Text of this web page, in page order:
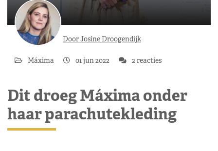
Door Josine Droogendijk
Máxima 01 jun 2022 2 reacties
Dit droeg Máxima onder
haar parachutekleding